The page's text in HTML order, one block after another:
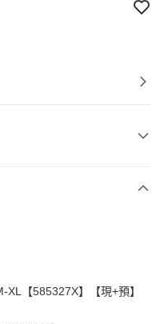
【585327X】【現+預】